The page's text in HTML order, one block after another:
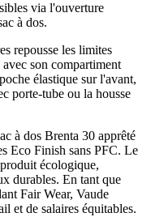
via l'ouverture
à dos.
repousse les limites
son compartiment
élastique sur l'avant,
porte-tube ou la housse
à dos Brenta 30 apprêté
Eco Finish sans PFC. Le
écologique,
durables. En tant que
Fair Wear, Vaude
et de salaires équitables.